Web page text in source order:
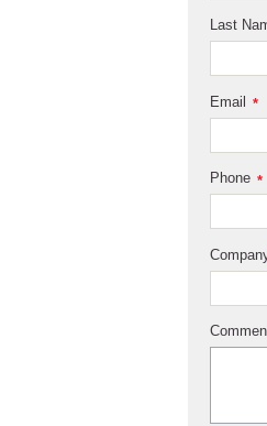
Last
*
Email
*
Phone